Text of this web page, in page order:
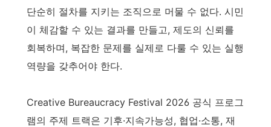
단순히 절차를 지키는 조직으로 머물 수 없다. 시민
이 체감할 수 있는 결과를 만들고, 제도의 신뢰를
회복하며, 복잡한 문제를 실제로 다룰 수 있는 실행
역량을 갖추어야 한다.
Creative Bureaucracy Festival 2026 공식 프로그
램의 주제 트랙은 기후·지속가능성, 협업·소통, 재